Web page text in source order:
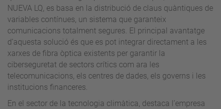
NUEVA LQ, es basa en la distribució de claus quàntiques de
variables contínues, un sistema que garanteix
comunicacions totalment segures. El principal avantatge
d’aquesta solució és que es pot integrar directament a les
xarxes de fibra òptica existents per garantir la
ciberseguretat de sectors crítics com ara les
telecomunicacions, els centres de dades, els governs i les
institucions financeres.
En el sector de la tecnologia climàtica, destaca l’empresa